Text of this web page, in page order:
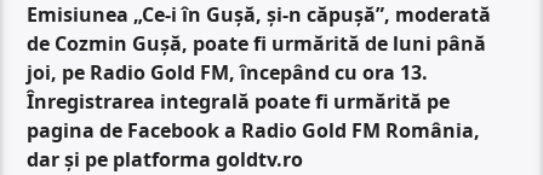
Emisiunea „Ce-i în Gușă, și-n căpușă”, moderată
de Cozmin Gușă, poate fi urmărită de luni până
joi, pe Radio Gold FM, începând cu ora 13.
Înregistrarea integrală poate fi urmărită pe
pagina de Facebook a Radio Gold FM România,
dar și pe platforma goldtv.ro